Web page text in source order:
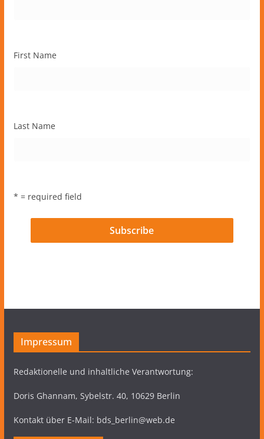
First Name
Last Name
* = required field
Impressum
Redaktionelle und inhaltliche Verantwortung:
Doris Ghannam, Sybelstr. 40, 10629 Berlin
Kontakt über E-Mail: bds_berlin@web.de